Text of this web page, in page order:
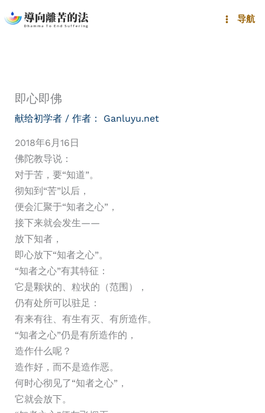
至
导航
即心即佛
献给初学者/ 作者： Ganluyu.net
2018年6月16日
佛陀教导说：
对于苦，要“知道”。
彻知到“苦”以后，
便会汇聚于“知者之心”，
接下来就会发生——
放下知者，
即心放下“知者之心”。
“知者之心”有其特征：
它是颗状的、粒状的（范围），
仍有处所可以驻足：
有来有往、有生有灭、有所造作。
“知者之心”仍是有所造作的，
造作什么呢？
造作好，而不是造作恶。
何时心彻见了“知者之心”，
它就会放下。